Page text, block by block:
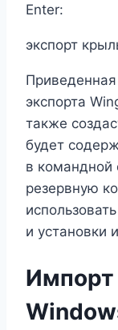
Enter:
экспорт
экспорта
также
будет
в командной
резервную
и установки
Импорт